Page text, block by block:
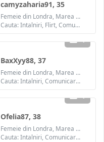
camyzaharia91, 35
Femeie din Londra, Marea Britanie
Cauta: Intalniri, Flirt, Comunicare / chat, Prietenie, Casatorie
1
BaxXyy88, 37
Femeie din Londra, Marea Britanie
Cauta: Intalniri, Comunicare / chat, Prietenie, Casatorie
1
Ofelia87, 38
Femeie din Londra, Marea Britanie
Cauta: Intalniri, Comunicare / chat, Prietenie, Casatorie